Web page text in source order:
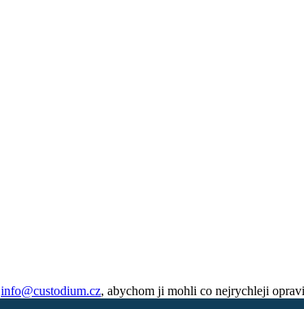
info@custodium.cz, abychom ji mohli co nejrychleji